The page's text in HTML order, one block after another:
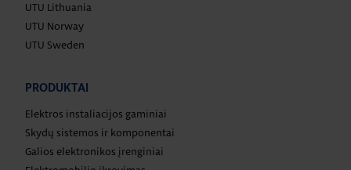
UTU Lithuania
UTU Norway
UTU Sweden
PRODUKTAI
Elektros instaliacijos gaminiai
Skydų sistemos ir komponentai
Galios elektronikos įrenginiai